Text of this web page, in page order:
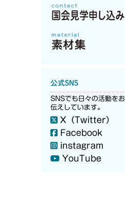
公式SNS
SNSでも日々の活動をお
伝えしています。
X（Twitter）
Facebook
instagram
YouTube